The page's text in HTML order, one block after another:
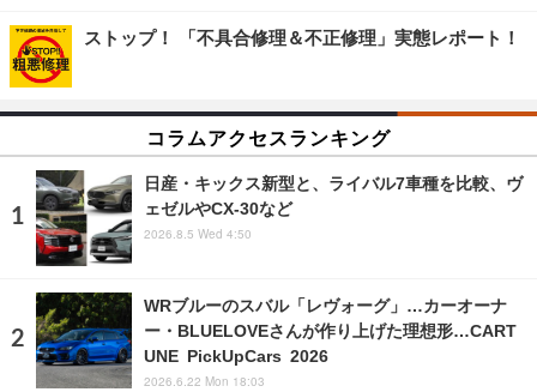
ストップ！ 「不具合修理＆不正修理」実態レポート！
コラムアクセスランキング
日産・キックス新型と、ライバル7車種を比較、ヴ
ェゼルやCX-30など
2026.8.5 Wed 4:50
WRブルーのスバル「レヴォーグ」…カーオーナ
ー・BLUELOVEさんが作り上げた理想形…CART
UNE PickUpCars 2026
2026.6.22 Mon 18:03